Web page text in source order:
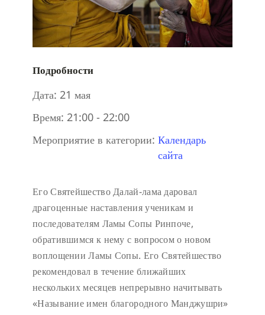
Подробности
Дата: 21 мая
Время: 21:00 - 22:00
Мероприятие в категории: Календарь
сайта
Его Святейшество Далай-лама даровал
драгоценные наставления ученикам и
последователям Ламы Сопы Ринпоче,
обратившимся к нему с вопросом о новом
воплощении Ламы Сопы. Его Святейшество
рекомендовал в течение ближайших
нескольких месяцев непрерывно начитывать
«Называние имен благородного Манджушри»